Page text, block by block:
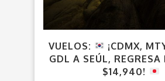
VUELOS:
¡CDMX,
GDL A SEÚL, REGRESA
$14,940!